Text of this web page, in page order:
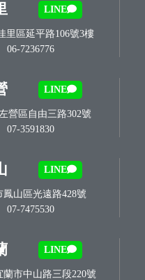
LINE
里區延平路106號3樓
06-7236776
LINE
營區自由三路302號
07-3591830
LINE
鳳山區光遠路428號
07-7475530
LINE
蘭市中山路三段220號